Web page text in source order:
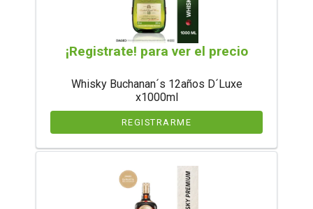
¡Registrate! para ver el precio
Whisky Buchanan´s 12años D´Luxe
x1000ml
REGISTRARME